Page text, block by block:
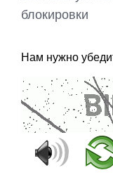
блокировки
Нам нужно